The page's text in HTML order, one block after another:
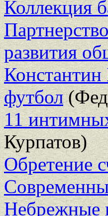
Коллекция
развития
футбол
11
Курпатов)
Обретение
Небрежные